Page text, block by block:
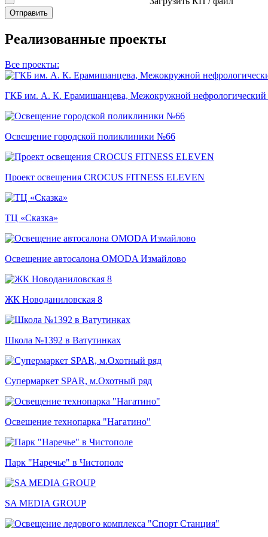
Отправить
Реализованные проекты
Все проекты:
ГКБ им. А. К. Ерамишанцева, Межокружной нефрологический
Освещение городской поликлиники №66
Проект освещения CROCUS FITNESS ELEVEN
ТЦ «Сказка»
Освещение автосалона OMODA Измайлово
ЖК Новоданиловская 8
Школа №1392 в Ватутинках
Супермаркет SPAR, м.Охотный ряд
Освещение технопарка "Нагатино"
Парк "Наречье" в Чистополе
SA MEDIA GROUP